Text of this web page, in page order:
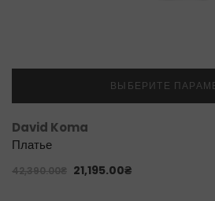
ВЫБЕРИТЕ
David Koma
Платье
42,390.00₴ 21,195.00₴